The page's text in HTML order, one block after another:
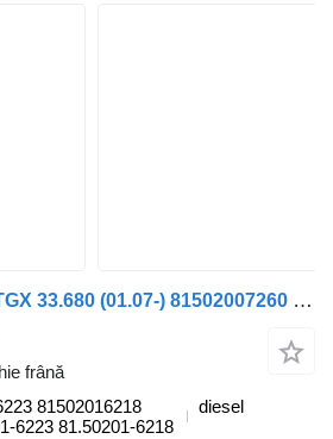
Pârghie frână MAN TGX 33.680 (01.07-) 81502007260 pentru cap tractor MAN TGL, TGM, TGS, TGX (2005-2021)
frână
81502016218
6223 81.50201-6218
diesel